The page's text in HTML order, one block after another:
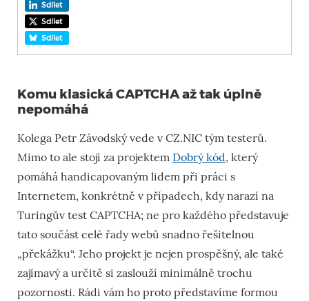
Sdílet
Sdílet
Sdílet
Komu klasická CAPTCHA až tak úplně
nepomáhá
Kolega Petr Závodský vede v CZ.NIC tým testerů.
Mimo to ale stojí za projektem Dobrý kód, který
pomáhá handicapovaným lidem při práci s
Internetem, konkrétně v případech, kdy narazí na
Turingův test CAPTCHA; ne pro každého představuje
tato součást celé řady webů snadno řešitelnou
„překážku“. Jeho projekt je nejen prospěšný, ale také
zajímavý a určitě si zaslouží minimálně trochu
pozornosti. Rádi vám ho proto představíme formou